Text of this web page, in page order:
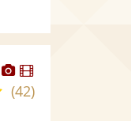
Dieser
Künstler
stellt
Dieser
Künstler
5,0(42)